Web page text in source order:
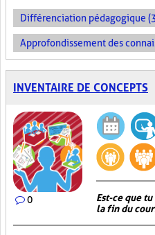
Différenciation pédagogique
Approfondissement des
INVENTAIRE DE CONCEPTS
0
Est-ce que
la fin du